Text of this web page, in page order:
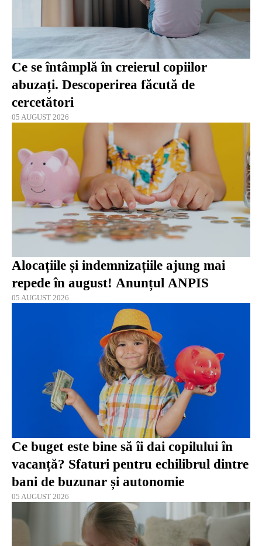
Ce se întâmplă în creierul copiilor
abuzați. Descoperirea făcută de
cercetători
05 AUGUST 2026
Alocațiile și indemnizațiile ajung mai
repede în august! Anunțul ANPIS
05 AUGUST 2026
Ce buget este bine să îi dai copilului în
vacanță? Sfaturi pentru echilibrul dintre
bani de buzunar și autonomie
05 AUGUST 2026